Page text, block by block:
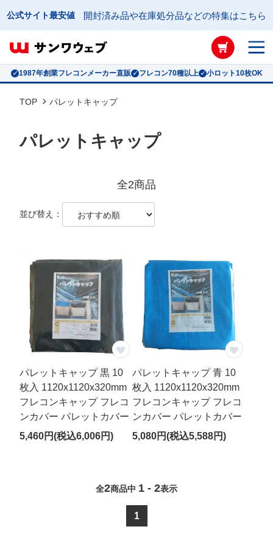
公式サイト最安値 開封済み品や在庫処分品などの特集はこちら
1987年創業フレコンメーカー直販 フレコン70種以上 小ロット10枚OK
TOP パレットキャップ
パレットキャップ
全2商品
並び替え：
パレットキャップ 黒 10
枚入 1120x1120x320mm
フレコンキャップ フレコ
ンカバー パレットカバー
5,460円(税込6,006円)
パレットキャップ 青 10
枚入 1120x1120x320mm
フレコンキャップ フレコ
ンカバー パレットカバー
5,080円(税込5,588円)
全2商品中 1 - 2表示
1
フレコンバッグ絞り込み検索
形状
排出口
直径
特徴
※複数チェック可
黒色
ラミネート
カラー吊りベルト
吊りロープ
4点吊りベルト
内袋付き
～